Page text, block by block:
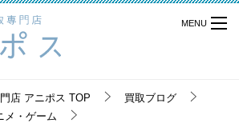
店 アニポス TOP
買取ブログ
メ・ゲーム